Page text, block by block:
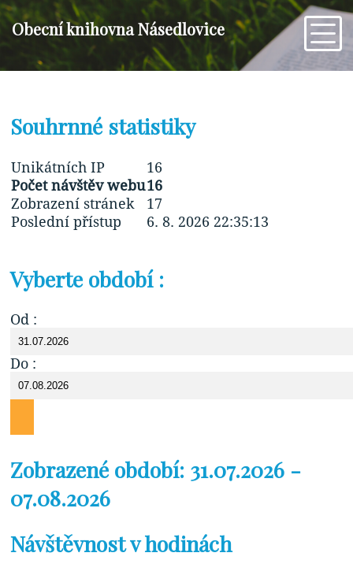
Obecní knihovna Násedlovice
Souhrnné statistiky
Unikátních IP
16
Počet návštěv webu16
Zobrazení stránek
17
Poslední přístup
6. 8. 2026 22:35:13
Vyberte období :
Od :
Do :
Zobrazené období: 31.07.2026 -
07.08.2026
Návštěvnost v hodinách